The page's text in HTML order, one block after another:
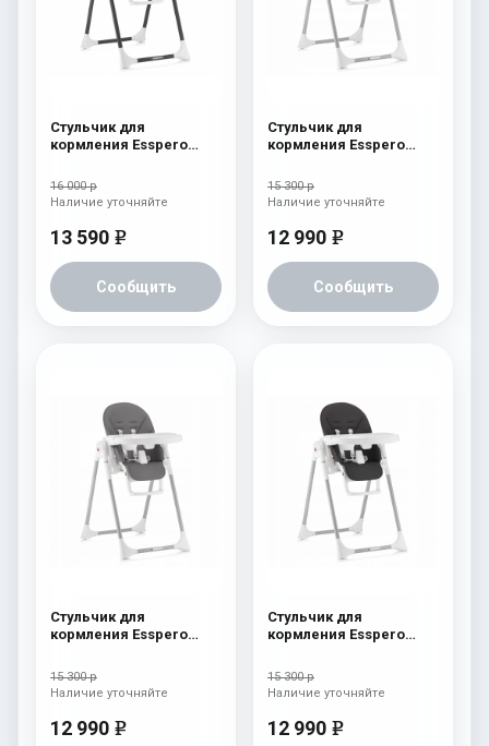
Стульчик для
кормления Esspero
16 000 р
13 590 e
Сообщить
Наличие уточняйте
Стульчик для
кормления Esspero
15 300 р
12 990 e
Сообщить
Наличие уточняйте
Стульчик для
кормления Esspero
15 300 р
12 990 e
Наличие уточняйте
Стульчик для
кормления Esspero
15 300 р
12 990 e
Наличие уточняйте